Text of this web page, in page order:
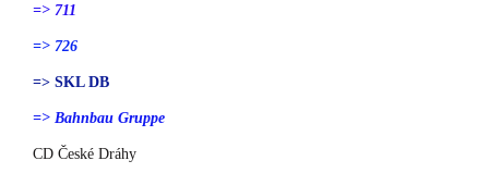
=> 711
=> 726
=> SKL DB
=> Bahnbau Gruppe
CD České Dráhy